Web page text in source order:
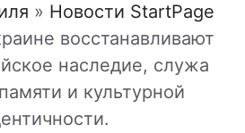
» Новости StartPage
восстанавливают
наследие, служа
и культурной